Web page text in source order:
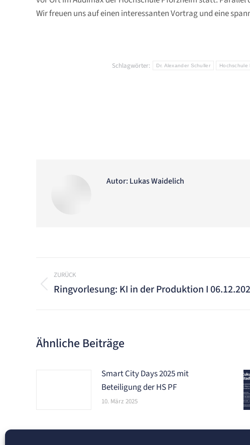
Wir freuen uns auf einen interessanten Vortrag und eine
Schlagwörter:
Dr. Alexander Schuller Hochschule
Autor: Lukas Waidelich
Kommentarnavigation
ZURÜCK
Vorheriger
Ringvorlesung: KI in der Produktion I
Ähnliche Beiträge
Smart City Days 2025 mit
Beteiligung der HS PF
10. März 2025